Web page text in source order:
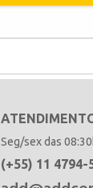
Seg/sex das
(+55) 11 4794-